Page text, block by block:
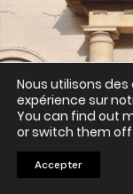
Nous utilisons
expérience sur
You can find out
or switch them off
Accepter